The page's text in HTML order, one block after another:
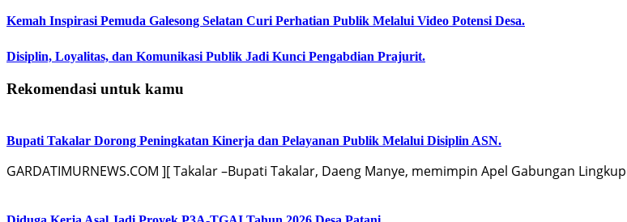
Kemah Inspirasi Pemuda Galesong Selatan Curi Perhatian Publik Melalui Video Potensi Desa.
Disiplin, Loyalitas, dan Komunikasi Publik Jadi Kunci Pengabdian Prajurit.
Rekomendasi untuk kamu
Bupati Takalar Dorong Peningkatan Kinerja dan Pelayanan Publik Melalui Disiplin ASN.
GARDATIMURNEWS.COM ][ Takalar –Bupati Takalar, Daeng Manye, memimpin Apel Gabungan